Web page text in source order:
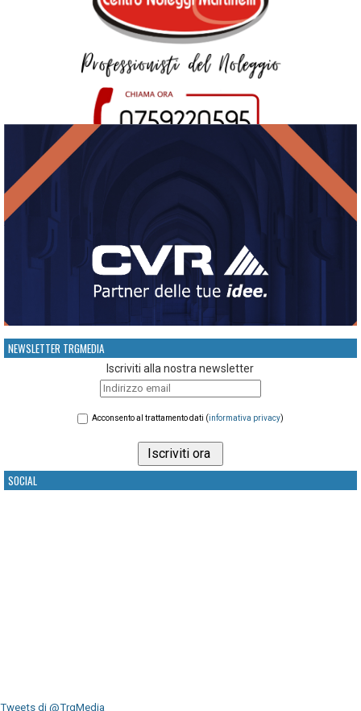
NEWSLETTER TRGMEDIA
Iscriviti alla nostra newsletter
Acconsento al trattamento dati (informativa privacy)
SOCIAL
Tweets di @TrgMedia